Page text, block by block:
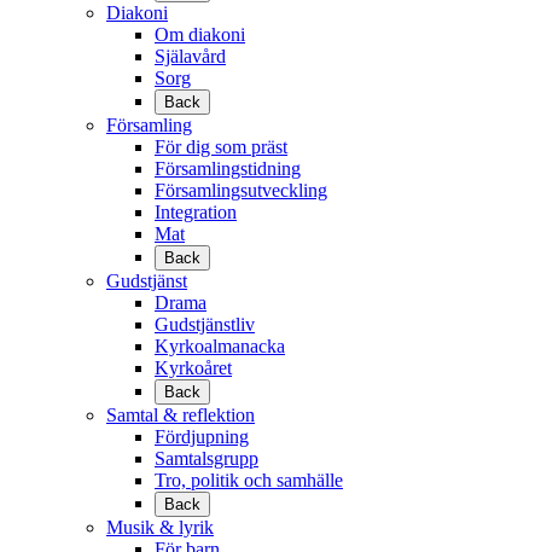
Diakoni
Om diakoni
Själavård
Sorg
Back
Församling
För dig som präst
Församlingstidning
Församlingsutveckling
Integration
Mat
Back
Gudstjänst
Drama
Gudstjänstliv
Kyrkoalmanacka
Kyrkoåret
Back
Samtal & reflektion
Fördjupning
Samtalsgrupp
Tro, politik och samhälle
Back
Musik & lyrik